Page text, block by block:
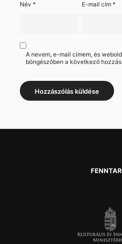
Név * E-mail cím*
A nevem, e-mail címem, és
böngészőben a következő